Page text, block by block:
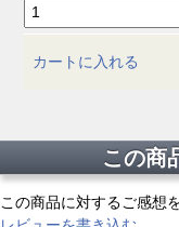
カートに入れる
この商
この商品に対するご感想